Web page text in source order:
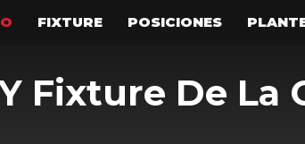
FIXTURE POSICIONES
COPA ARGENTINA
Noticias
Noticias
Fixture De La